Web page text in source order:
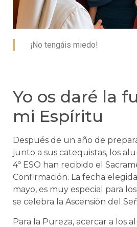
¡No tengáis miedo!
Yo os daré la
mi Espíritu
Después de un año de
junto a sus catequistas, los
4º ESO han recibido el
Confirmación. La fecha
mayo, es muy especial para
se celebra la Ascensión del
Para la Pureza, acercar a los